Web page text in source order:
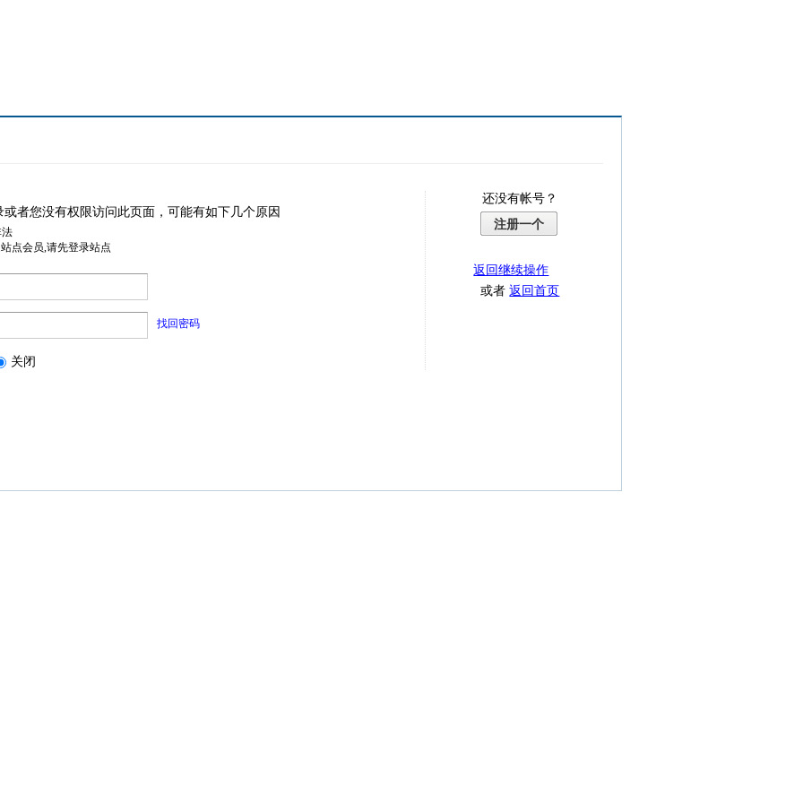
或者您没有权限访问此页面，可能有如下几个原因
点会员,请先登录站点
找回密码
关闭
还没有帐号？
注册一个
返回继续操作
或者返回首页